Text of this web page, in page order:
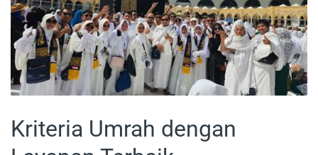
Kriteria Umrah dengan